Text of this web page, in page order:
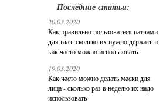
Последние статьи:
20.03.2020
Как правильно пользоваться патчами
для глаз: сколько их нужно держать и
как часто можно использовать
19.03.2020
Как часто можно делать маски для
лица - сколько раз в неделю их надо
использовать